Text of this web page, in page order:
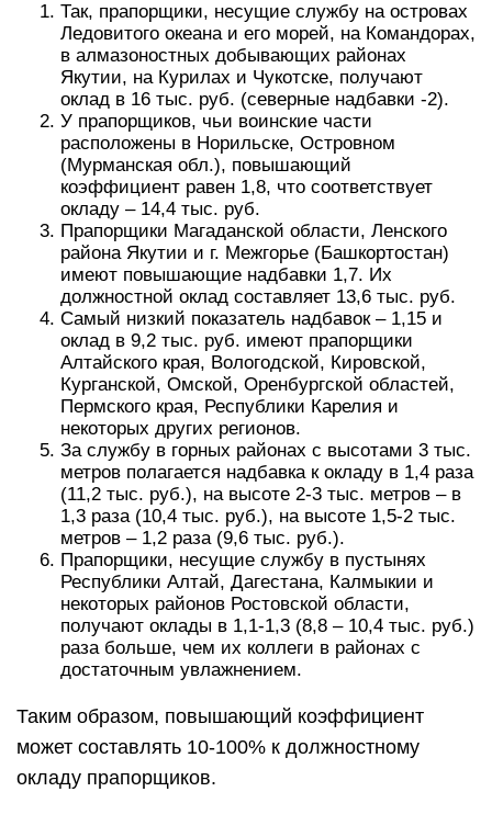
Так, прапорщики, несущие службу на островах
Ледовитого океана и его морей, на Командорах,
в алмазоностных добывающих районах
Якутии, на Курилах и Чукотске, получают
оклад в 16 тыс. руб. (северные надбавки -2).
У прапорщиков, чьи воинские части
расположены в Норильске, Островном
(Мурманская обл.), повышающий
коэффициент равен 1,8, что соответствует
окладу – 14,4 тыс. руб.
Прапорщики Магаданской области, Ленского
района Якутии и г. Межгорье (Башкортостан)
имеют повышающие надбавки 1,7. Их
должностной оклад составляет 13,6 тыс. руб.
Самый низкий показатель надбавок – 1,15 и
оклад в 9,2 тыс. руб. имеют прапорщики
Алтайского края, Вологодской, Кировской,
Курганской, Омской, Оренбургской областей,
Пермского края, Республики Карелия и
некоторых других регионов.
За службу в горных районах с высотами 3 тыс.
метров полагается надбавка к окладу в 1,4 раза
(11,2 тыс. руб.), на высоте 2-3 тыс. метров – в
1,3 раза (10,4 тыс. руб.), на высоте 1,5-2 тыс.
метров – 1,2 раза (9,6 тыс. руб.).
Прапорщики, несущие службу в пустынях
Республики Алтай, Дагестана, Калмыкии и
некоторых районов Ростовской области,
получают оклады в 1,1-1,3 (8,8 – 10,4 тыс. руб.)
раза больше, чем их коллеги в районах с
достаточным увлажнением.
Таким образом, повышающий коэффициент
может составлять 10-100% к должностному
окладу прапорщиков.